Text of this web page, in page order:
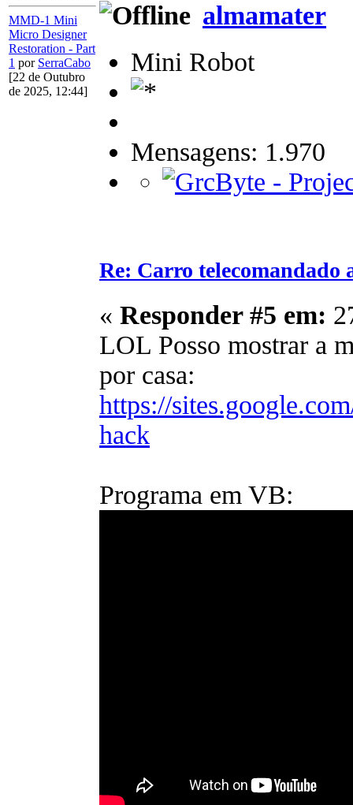
MMD-1 Mini
Micro Designer
Restoration - Part
1 por SerraCabo
[22 de Outubro
de 2025, 12:44]
almamater
Mini Robot
Mensagens: 1.970
Re: Carro telecomandado
« Responder #5 em:
LOL Posso mostrar a
por casa:
https://
hack
Programa em VB: